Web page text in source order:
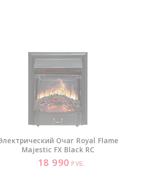
Очаг Royal Flame
Majestic FX Black RC
18 990 РУБ.